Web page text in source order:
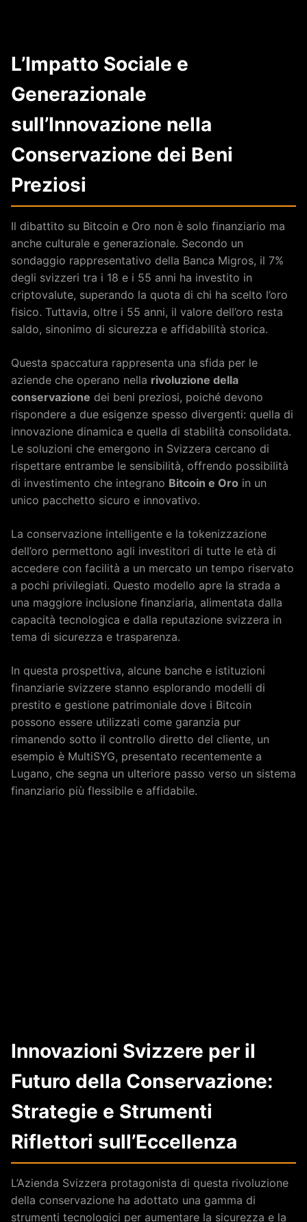
L’Impatto Sociale e
Generazionale
sull’Innovazione nella
Conservazione dei Beni
Preziosi
Il dibattito su Bitcoin e Oro non è solo finanziario ma
anche culturale e generazionale. Secondo un
sondaggio rappresentativo della Banca Migros, il 7%
degli svizzeri tra i 18 e i 55 anni ha investito in
criptovalute, superando la quota di chi ha scelto l’oro
fisico. Tuttavia, oltre i 55 anni, il valore dell’oro resta
saldo, sinonimo di sicurezza e affidabilità storica.
Questa spaccatura rappresenta una sfida per le
aziende che operano nella rivoluzione della
conservazione dei beni preziosi, poiché devono
rispondere a due esigenze spesso divergenti: quella di
innovazione dinamica e quella di stabilità consolidata.
Le soluzioni che emergono in Svizzera cercano di
rispettare entrambe le sensibilità, offrendo possibilità
di investimento che integrano Bitcoin e Oro in un
unico pacchetto sicuro e innovativo.
La conservazione intelligente e la tokenizzazione
dell’oro permettono agli investitori di tutte le età di
accedere con facilità a un mercato un tempo riservato
a pochi privilegiati. Questo modello apre la strada a
una maggiore inclusione finanziaria, alimentata dalla
capacità tecnologica e dalla reputazione svizzera in
tema di sicurezza e trasparenza.
In questa prospettiva, alcune banche e istituzioni
finanziarie svizzere stanno esplorando modelli di
prestito e gestione patrimoniale dove i Bitcoin
possono essere utilizzati come garanzia pur
rimanendo sotto il controllo diretto del cliente, un
esempio è MultiSYG, presentato recentemente a
Lugano, che segna un ulteriore passo verso un sistema
finanziario più flessibile e affidabile.
Innovazioni Svizzere per il
Futuro della Conservazione:
Strategie e Strumenti
Riflettori sull’Eccellenza
L’Azienda Svizzera protagonista di questa rivoluzione
della conservazione ha adottato una gamma di
strumenti tecnologici per aumentare la sicurezza e la